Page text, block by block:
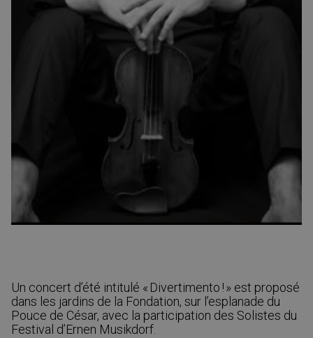
Un concert d’été intitulé « Divertimento ! » est proposé
dans les jardins de la Fondation, sur l’esplanade du
Pouce de César, avec la participation des Solistes du
Festival d’Ernen Musikdorf.